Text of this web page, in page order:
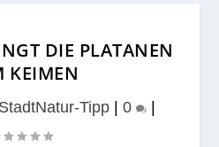
DIE PLATANEN
KEIMEN
StadtNatur-Tipp| 0 |